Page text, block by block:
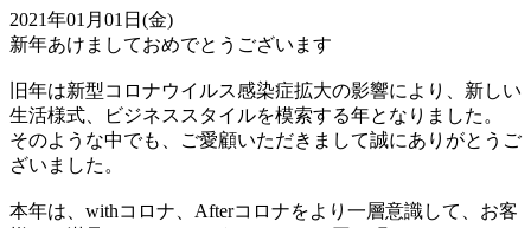
2021年01月01日(金)
新年あけましておめでとうございます
旧年は新型コロナウイルス感染症拡大の影響により、新しい
生活様式、ビジネススタイルを模索する年となりました。
そのような中でも、ご愛顧いただきまして誠にありがとうご
ざいました。
本年は、withコロナ、Afterコロナをより一層意識して、お客